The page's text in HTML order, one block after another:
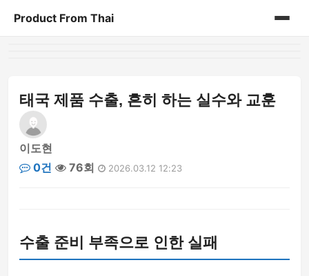
Product From Thai
태국 제품 수출, 흔히 하는 실수와 교훈
이도현
0건
76회 2026.03.12 12:23
수출 준비 부족으로 인한 실패